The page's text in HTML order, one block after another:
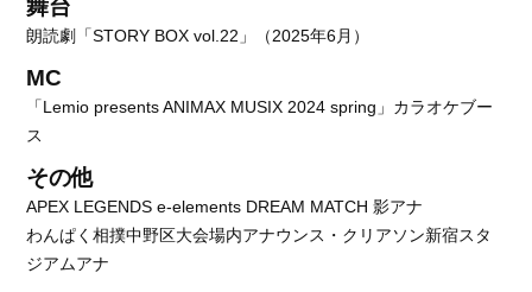
ー
舞台
朗読劇「STORY BOX vol.22」（2025年6月）
MC
「Lemio presents ANIMAX MUSIX 2024 spring」カラオケブー
ス
その他
APEX LEGENDS e-elements DREAM MATCH 影アナ
わんぱく相撲中野区大会場内アナウンス・クリアソン新宿スタ
ジアムアナ